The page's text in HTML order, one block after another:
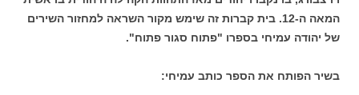
המאה ה-12. בית קברות זה שימש מקור השראה למחזור השירים
של יהודה עמיחי בספרו "פתוח סגור פתוח".
בשיר הפותח את הספר כותב עמיחי: